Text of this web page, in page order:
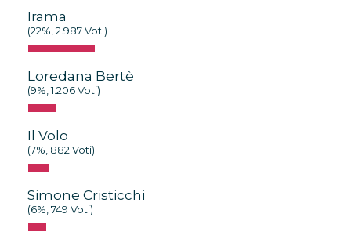
Irama
(22%, 2.987 Voti)
Loredana Bertè
(9%, 1.206 Voti)
Il Volo
(7%, 882 Voti)
Simone Cristicchi
(6%, 749 Voti)